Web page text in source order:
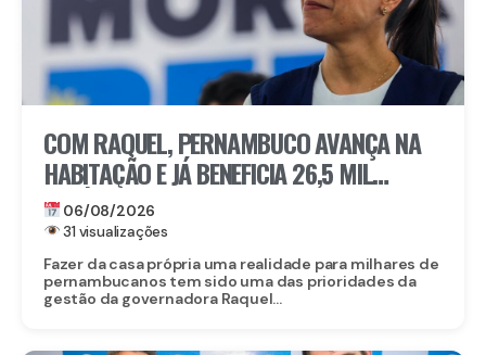
COM RAQUEL, PERNAMBUCO AVANÇA NA
HABITAÇÃO E JÁ BENEFICIA 26,5 MIL
FAMÍLIAS COM O MORAR BEM – ENTRADA
GARANTIDA
06/08/2026
31 visualizações
Fazer da casa própria uma realidade para milhares de
pernambucanos tem sido uma das prioridades da
gestão da governadora Raquel...